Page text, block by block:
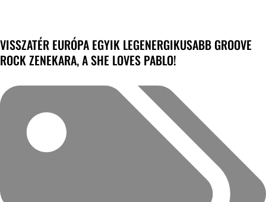
VISSZATÉR EURÓPA EGYIK LEGENERGIKUSABB GROOVE
ROCK ZENEKARA, A SHE LOVES PABLO!